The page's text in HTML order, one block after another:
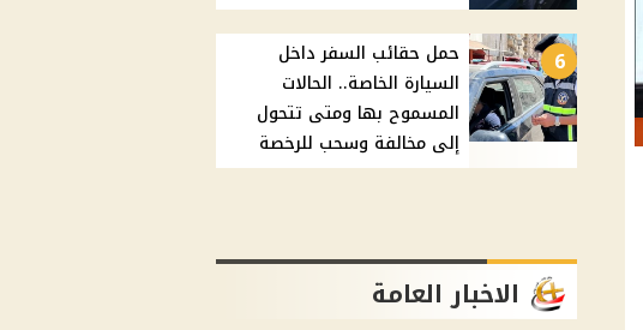
6
حمل حقائب السفر داخل
السيارة الخاصة.. الحالات
المسموح بها ومتى تتحول
إلى مخالفة وسحب للرخصة
الاخبار العامة